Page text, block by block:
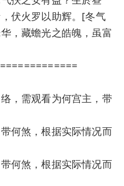
伏火罗以助辉。[冬气
，藏蟾光之皓魄，虽富
，需观看为何宫主，带
何煞，根据实际情况而
何煞，根据实际情况而